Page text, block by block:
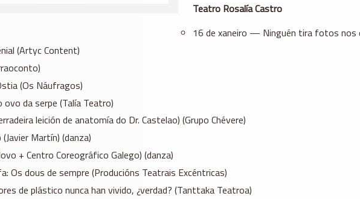
Teatro Rosalía Castro
16 de xaneiro — Ninguén tira fotos nos
(Artyc Content)
(Os Náufragos)
da serpe (Talía Teatro)
leición de anatomía do Dr. Castelao) (Grupo Chévere)
Martín) (danza)
+ Centro Coreográfico Galego) (danza)
dous de sempre (Producións Teatrais Excéntricas)
de plástico nunca han vivido, ¿verdad? (Tanttaka Teatroa)